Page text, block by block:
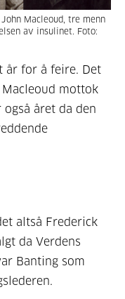
Macleoud, tre menn
av insulinet. Foto:
år for å feire. Det
mottok
året da den
altså Frederick
da Verdens
Banting som